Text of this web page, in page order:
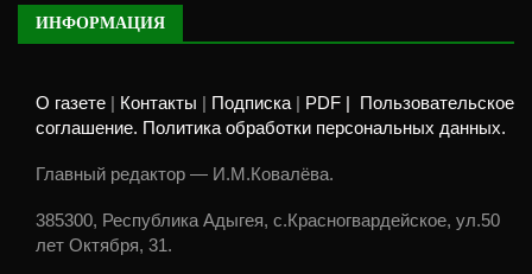
ИНФОРМАЦИЯ
О газете Контакты Подписка PDF |
Пользовательское
соглашение. Политика обработки персональных данных.
Главный редактор — И.М.Ковалёва.
385300, Республика Адыгея, с.Красногвардейское, ул.50
лет Октября, 31.